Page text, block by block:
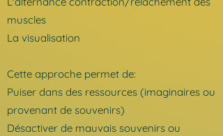
muscles
La visualisation
Cette approche permet de:
Puiser dans des ressources (imaginaires ou
provenant de souvenirs)
Désactiver de mauvais souvenirs ou